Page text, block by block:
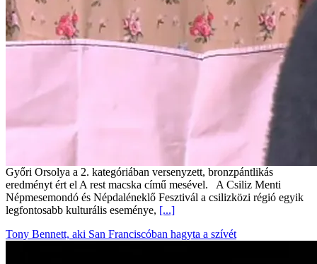
Győri Orsolya a 2. kategóriában versenyzett, bronzpántlikás
eredményt ért el A rest macska című mesével. A Csiliz Menti
Népmesemondó és Népdaléneklő Fesztivál a csilizközi régió egyik
legfontosabb kulturális eseménye, [...]
Tony Bennett, aki San Franciscóban hagyta a szívét